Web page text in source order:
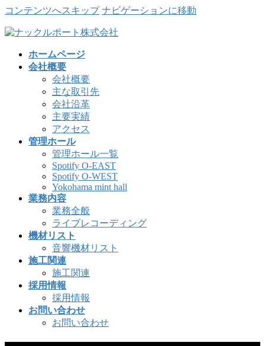
コンテンツへスキップ ナビゲーションに移動
ホームページ
会社概要
会社概要
主な取引先
会社沿革
主要実績
アクセス
管理ホール
管理ホール一覧
Spotify O-EAST
Spotify O-WEST
Yokohama mint hall
業務内容
業務全般
ライブレコーディング
機材リスト
音響機材リスト
施工関連
施工関連
採用情報
採用情報
お問い合わせ
お問い合わせ